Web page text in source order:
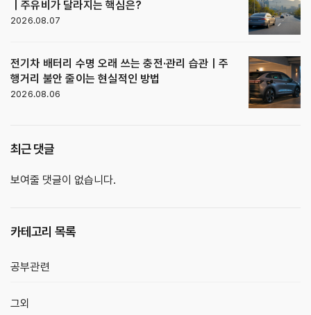
｜주유비가 달라지는 핵심은?
2026.08.07
전기차 배터리 수명 오래 쓰는 충전·관리 습관｜주
행거리 불안 줄이는 현실적인 방법
2026.08.06
최근 댓글
보여줄 댓글이 없습니다.
카테고리 목록
공부관련
그외